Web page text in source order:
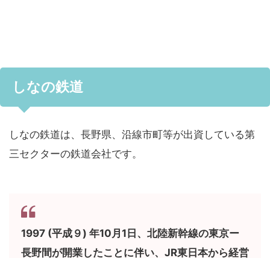
しなの鉄道
しなの鉄道は、長野県、沿線市町等が出資している第
三セクターの鉄道会社です。
1997 (平成９) 年10月1日、北陸新幹線の東京ー
長野間が開業したことに伴い、JR東日本から経営